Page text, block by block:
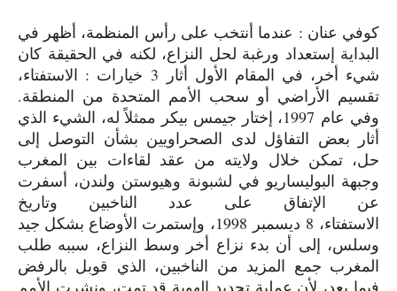
كوفي عنان : عندما أنتخب على رأس المنظمة، أظهر في
البداية إستعداد ورغبة لحل النزاع، لكنه في الحقيقة كان
شيء أخر، في المقام الأول أثار 3 خيارات : الاستفتاء،
تقسيم الأراضي أو سحب الأمم المتحدة من المنطقة.
وفي عام 1997، إختار جيمس بيكر ممثلاً له، الشيء الذي
أثار بعض التفاؤل لدى الصحراويين بشأن التوصل إلى
حل، تمكن خلال ولايته من عقد لقاءات بين المغرب
وجبهة البوليساريو في لشبونة وهيوستن ولندن، أسفرت
عن الإتفاق على عدد الناخبين وتاريخ
الاستفتاء، 8 ديسمبر 1998، وإستمرت الأوضاع بشكل جيد
وسلس، إلى أن بدء نزاع أخر وسط النزاع، سببه طلب
المغرب جمع المزيد من الناخبين، الذي قوبل بالرفض